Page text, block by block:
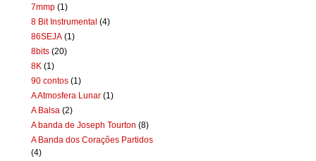
7mmp (1)
8 Bit Instrumental (4)
86SEJA (1)
8bits (20)
8K (1)
90 contos (1)
A Atmosfera Lunar (1)
A Balsa (2)
A banda de Joseph Tourton (8)
A Banda dos Corações Partidos
(4)